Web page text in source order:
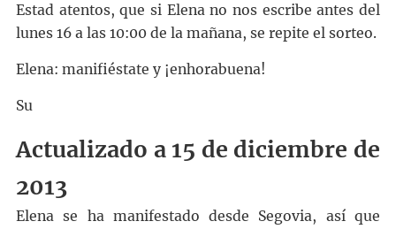
Estad atentos, que si Elena no nos escribe antes del
lunes 16 a las 10:00 de la mañana, se repite el sorteo.
Elena: manifiéstate y ¡enhorabuena!
Su
Actualizado a 15 de diciembre de
2013
Elena se ha manifestado desde Segovia, así que